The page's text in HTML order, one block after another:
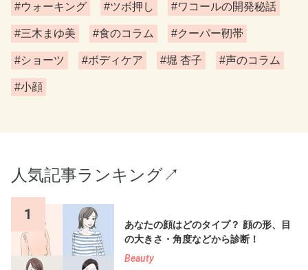
#ウォーキング #ツボ押し #ワコールの開発秘話
#三木まゆ美 #食のコラム #クーパー靭帯
#ショーツ #ボディケア #堀 杏子 #声のコラム
#小顔
人気記事ランキング↗︎
1
あなたの顔はどのタイプ？ 顔の形、目
の大きさ・角度などから診断！
Beauty